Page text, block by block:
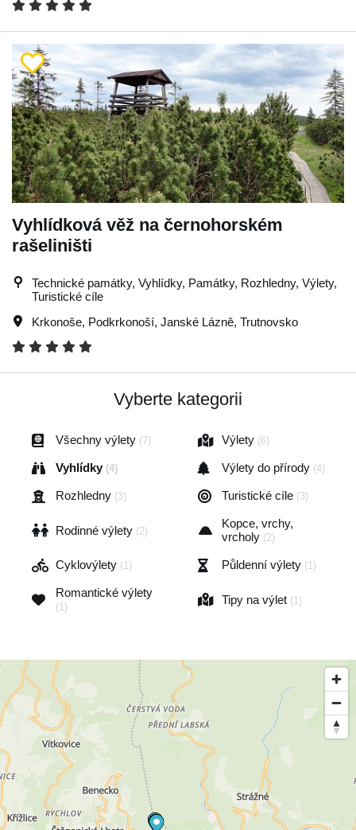
Vyberte kategorii
Všechny výlety (7) Výlety (6)
Vyhlídky (4) Výlety do přírody (4)
Rozhledny (3) Turistické cíle (3)
Rodinné výlety (2)
Kopce, vrchy,
vrcholy (2)
Cyklovýlety (1) Půldenní výlety (1)
Romantické výlety
(1)
Tipy na výlet (1)
Vyhlídková věž na černohorském
rašeliništi
Technické památky, Vyhlídky, Památky, Rozhledny, Výlety,
Turistické cíle
Krkonoše, Podkrkonoší, Janské Lázně, Trutnovsko